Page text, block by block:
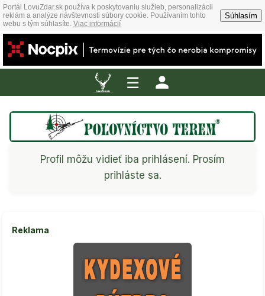
Portál LovuZdar.sk používa k poskytovaniu služieb, personalizácii
reklám a analýze návštevnosti súbory cookie. Používaním tohto
webu s tým súhlasíte. Viac informácií
Súhlasím
☰
Profil môžu vidieť iba prihlásení. Prosím
prihláste sa.
Reklama